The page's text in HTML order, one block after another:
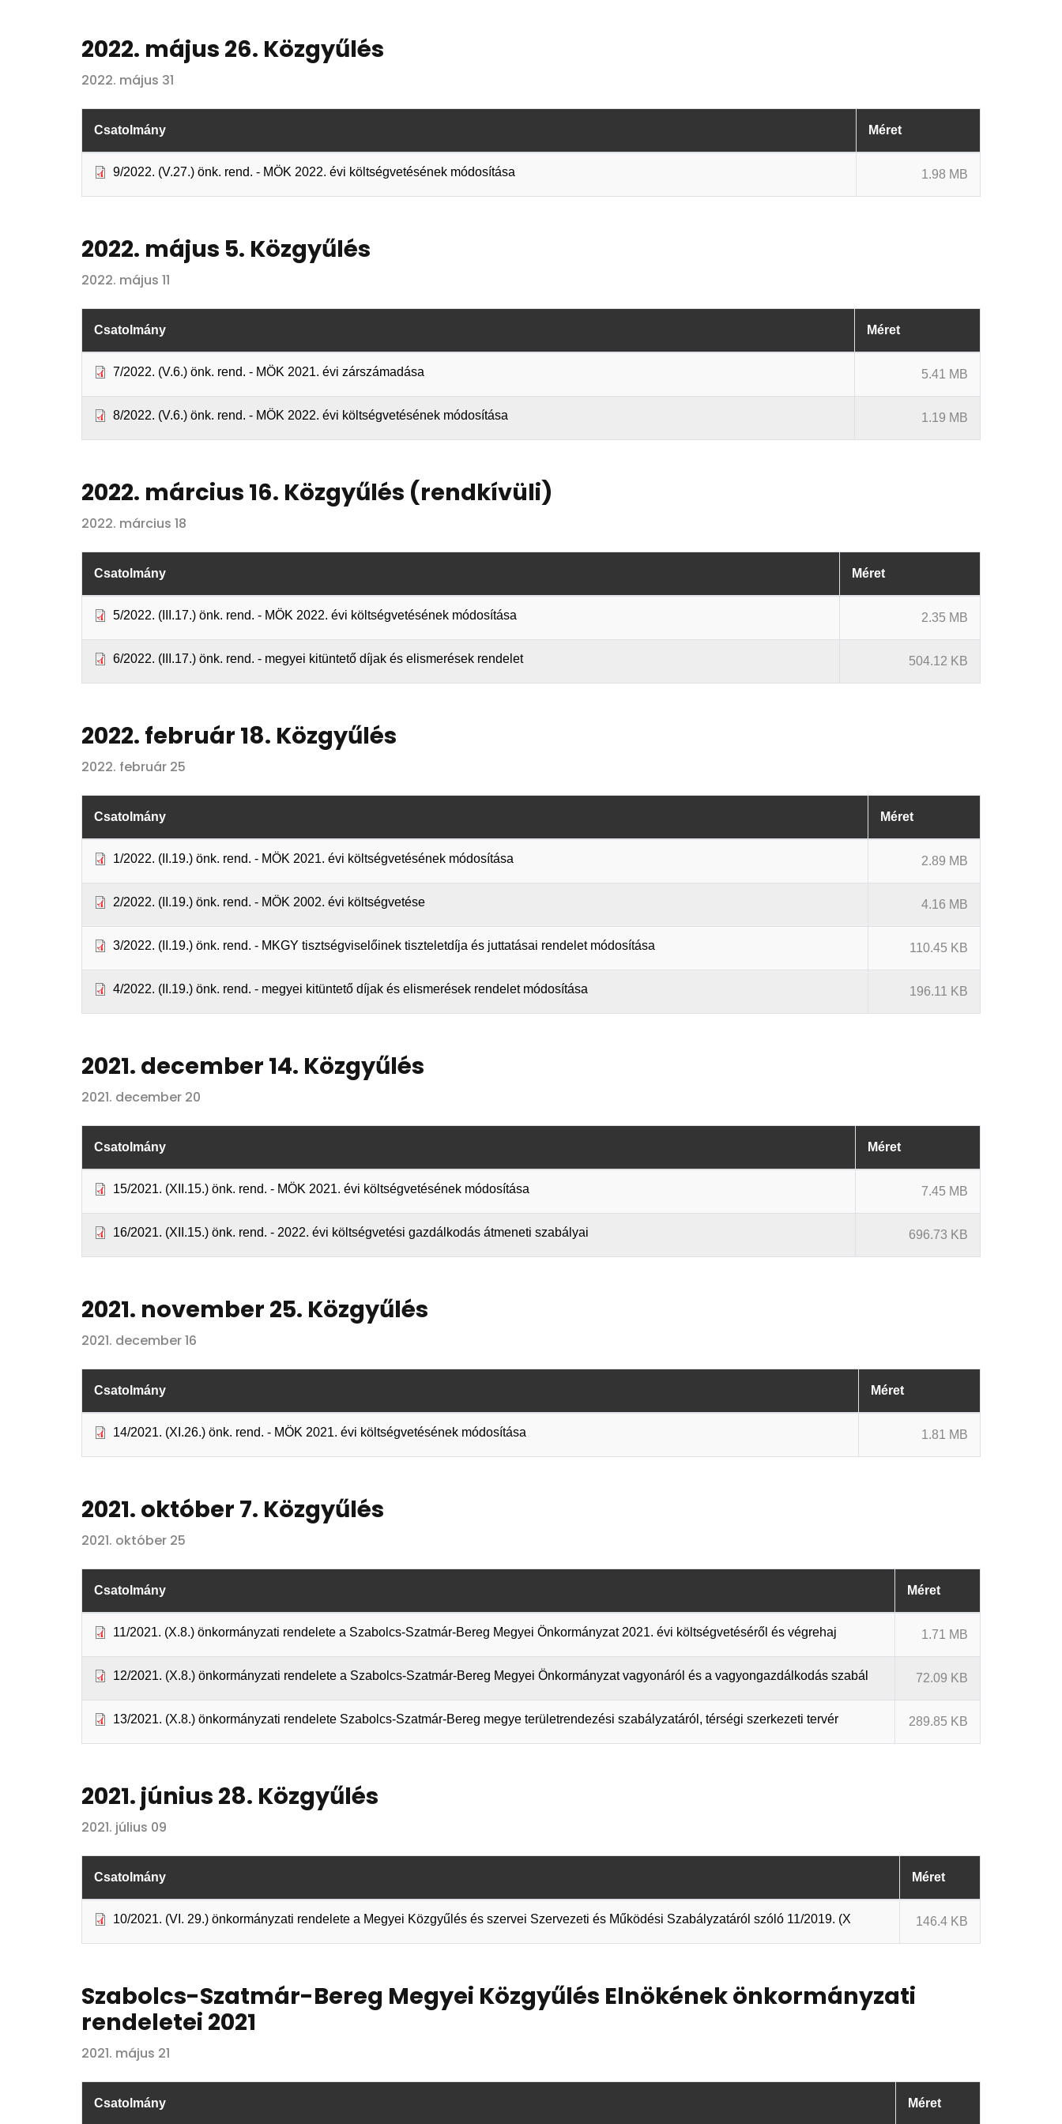
2022. május 26. Közgyűlés
2022. május 31
Csatolmány Méret
9/2022. (V.27.) önk. rend. - MÖK 2022. évi költségvetésének módosítása 1.98 MB
2022. május 5. Közgyűlés
2022. május 11
Csatolmány Méret
7/2022. (V.6.) önk. rend. - MÖK 2021. évi zárszámadása 5.41 MB
8/2022. (V.6.) önk. rend. - MÖK 2022. évi költségvetésének módosítása 1.19 MB
2022. március 16. Közgyűlés (rendkívüli)
2022. március 18
Csatolmány Méret
5/2022. (III.17.) önk. rend. - MÖK 2022. évi költségvetésének módosítása 2.35 MB
6/2022. (III.17.) önk. rend. - megyei kitüntető díjak és elismerések rendelet 504.12 KB
2022. február 18. Közgyűlés
2022. február 25
Csatolmány Méret
1/2022. (II.19.) önk. rend. - MÖK 2021. évi költségvetésének módosítása 2.89 MB
2/2022. (II.19.) önk. rend. - MÖK 2002. évi költségvetése 4.16 MB
3/2022. (II.19.) önk. rend. - MKGY tisztségviselőinek tiszteletdíja és juttatásai rendelet módosítása 110.45 KB
4/2022. (II.19.) önk. rend. - megyei kitüntető díjak és elismerések rendelet módosítása 196.11 KB
2021. december 14. Közgyűlés
2021. december 20
Csatolmány Méret
15/2021. (XII.15.) önk. rend. - MÖK 2021. évi költségvetésének módosítása 7.45 MB
16/2021. (XII.15.) önk. rend. - 2022. évi költségvetési gazdálkodás átmeneti szabályai 696.73 KB
2021. november 25. Közgyűlés
2021. december 16
Csatolmány Méret
14/2021. (XI.26.) önk. rend. - MÖK 2021. évi költségvetésének módosítása 1.81 MB
2021. október 7. Közgyűlés
2021. október 25
Csatolmány Méret
11/2021. (X.8.) önkormányzati rendelete a Szabolcs-Szatmár-Bereg Megyei Önkormányzat 2021. évi költségvetéséről és végrehaj 1.71 MB
12/2021. (X.8.) önkormányzati rendelete a Szabolcs-Szatmár-Bereg Megyei Önkormányzat vagyonáról és a vagyongazdálkodás szabál 72.09 KB
13/2021. (X.8.) önkormányzati rendelete Szabolcs-Szatmár-Bereg megye területrendezési szabályzatáról, térségi szerkezeti tervér 289.85 KB
2021. június 28. Közgyűlés
2021. július 09
Csatolmány Méret
10/2021. (VI. 29.) önkormányzati rendelete a Megyei Közgyűlés és szervei Szervezeti és Működési Szabályzatáról szóló 11/2019. (X 146.4 KB
Szabolcs-Szatmár-Bereg Megyei Közgyűlés Elnökének önkormányzati
rendeletei 2021
2021. május 21
Csatolmány Méret